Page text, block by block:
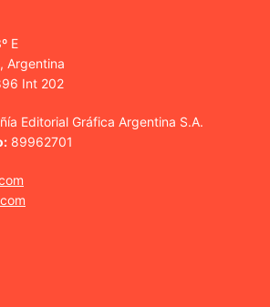
E
Argentina
Int 202
Editorial Gráfica Argentina S.A.
89962701